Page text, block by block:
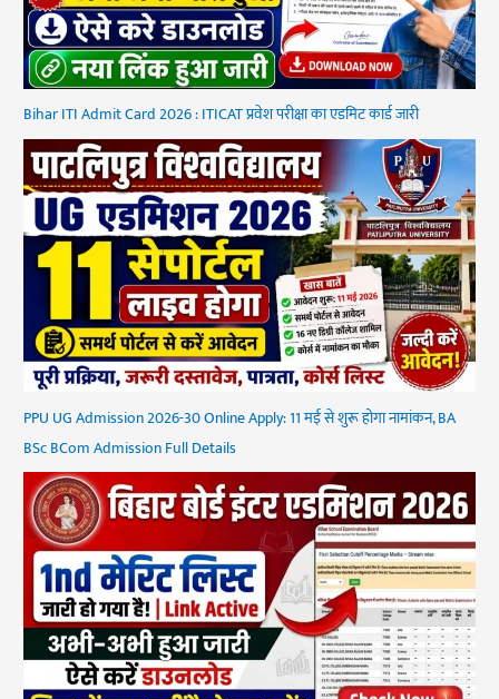
Bihar ITI Admit Card 2026 : ITICAT प्रवेश परीक्षा का एडमिट कार्ड जारी
PPU UG Admission 2026-30 Online Apply: 11 मई से शुरू होगा नामांकन, BA
BSc BCom Admission Full Details